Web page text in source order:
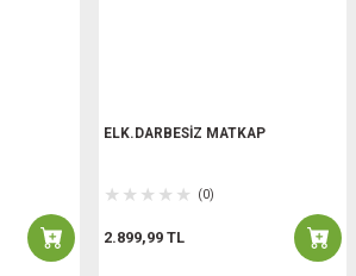
ELK.DARBESİZ MATKAP
(0)
2.899,99 TL